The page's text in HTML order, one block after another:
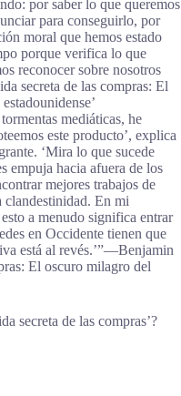
por saber lo que queremos
para conseguirlo, por
moral que hemos estado
porque verifica lo que
reconocer sobre nosotros
secreta de las compras: El
mediáticas, he
este producto’, explica
‘Mira lo que sucede
empuja hacia afuera de los
mejores trabajos de
clandestinidad. En mi
a menudo significa entrar
en Occidente tienen que
está al revés.’”―Benjamin
El oscuro milagro del
secreta de las compras’?